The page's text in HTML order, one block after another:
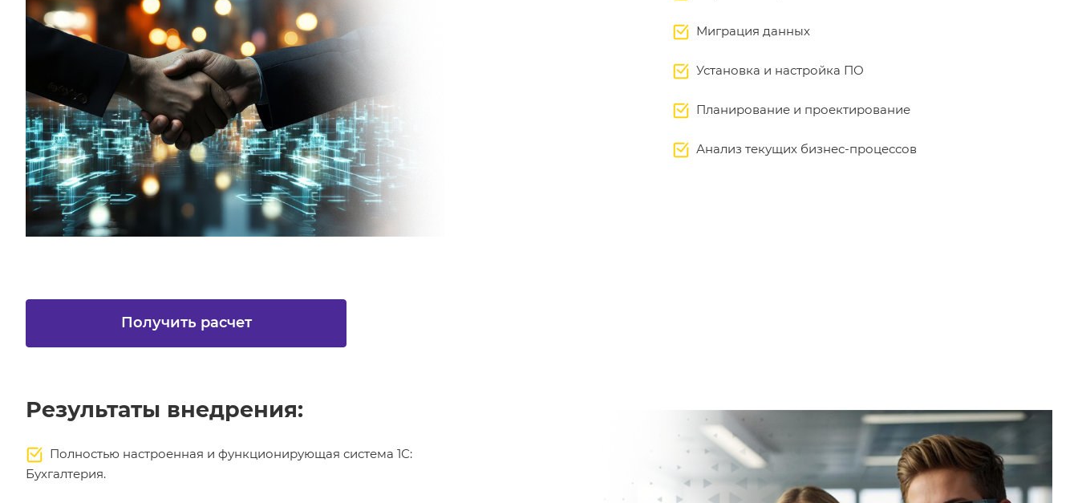
Миграция данных
Установка и настройка ПО
Планирование и проектирование
Анализ текущих бизнес-процессов
Получить расчет
Результаты внедрения:
Полностью настроенная и функционирующая система 1С:
Бухгалтерия.